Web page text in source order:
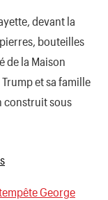
devant la
bouteilles
de la Maison
et sa famille
construit sous
George